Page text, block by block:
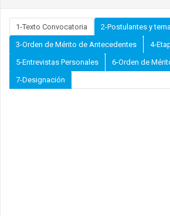
1-Texto Convocatoria
2-Postulantes y
3-Orden de Mérito de Antecedentes
4-
5-Entrevistas Personales
6-Orden de
7-Designación